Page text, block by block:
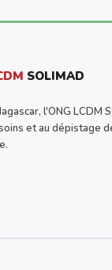
SOLIMAD
l'ONG LCDM
et au dépistage